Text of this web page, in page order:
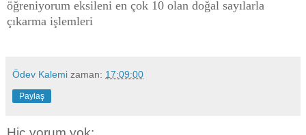
öğreniyorum eksileni en çok 10 olan doğal sayılarla
çıkarma işlemleri
Ödev Kalemi zaman: 17:09:00
Paylaş